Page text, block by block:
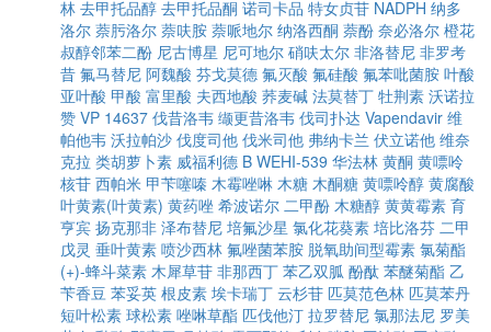
林 去甲托品醇 去甲托品酮 诺司卡品 特女贞苷 NADPH 纳多
洛尔 萘肟洛尔 萘呋胺 萘哌地尔 纳洛西酮 萘酚 奈必洛尔 橙花
叔醇邻苯二酚 尼古博星 尼可地尔 硝呋太尔 非洛替尼 非罗考
昔 氟马替尼 阿魏酸 芬戈莫德 氟灭酸 氟硅酸 氟苯吡菌胺 叶酸
亚叶酸 甲酸 富里酸 夫西地酸 荞麦碱 法莫替丁 牡荆素 沃诺拉
赞 VP 14637 伐昔洛韦 缬更昔洛韦 伐司扑达 Vapendavir 维
帕他韦 沃拉帕沙 伐度司他 伐米司他 弗纳卡兰 伏立诺他 维奈
克拉 类胡萝卜素 威福利德 B WEHI-539 华法林 黄酮 黄嘌呤
核苷 西帕米 甲苄噻嗪 木霉唑啉 木糖 木酮糖 黄嘌呤醇 黄腐酸
叶黄素(叶黄素) 黄药唑 希波诺尔 二甲酚 木糖醇 黄黄霉素 育
亨宾 扬克那非 泽布替尼 培氟沙星 氯化花葵素 培比洛芬 二甲
戊灵 垂叶黄素 喷沙西林 氟唑菌苯胺 脱氧助间型霉素 氯菊酯
(+)-蜂斗菜素 木犀草苷 非那西丁 苯乙双胍 酚酞 苯醚菊酯 乙
苄香豆 苯妥英 根皮素 埃卡瑞丁 云杉苷 匹莫范色林 匹莫苯丹
短叶松素 球松素 唑啉草酯 匹伐他汀 拉罗替尼 氯那法尼 罗美